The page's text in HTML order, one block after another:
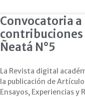
Convocatoria a
Ñeatá N°5
La Revista digital
la publicación de
Ensayos, Experiencias y